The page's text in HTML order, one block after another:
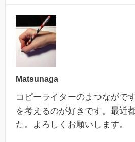
Matsunaga
コピーライターのまつながで
を考えるのが好きです。最近
た。よろしくお願いします。